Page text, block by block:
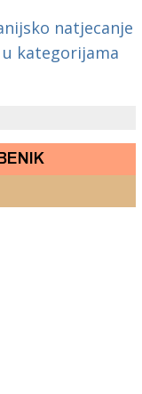
natjecanje
kategorijama